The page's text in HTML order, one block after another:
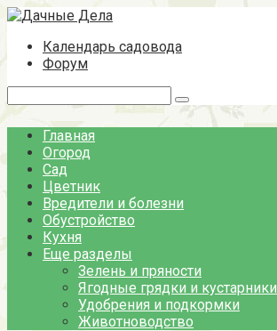
Перейти
контентуКалендарь садовода
Форум
Главная
Огород
Сад
Цветник
Вредители и болезни
Обустройство
Кухня
Еще разделы
Зелень и пряности
Ягодные грядки и кустарники
Удобрения и подкормки
Животноводство